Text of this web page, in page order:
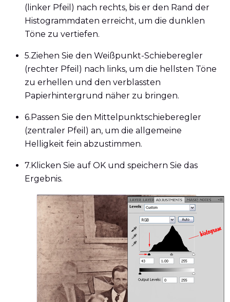
(linker Pfeil) nach rechts, bis er den Rand der
Histogrammdaten erreicht, um die dunklen
Töne zu vertiefen.
5.Ziehen Sie den Weißpunkt-Schieberegler
(rechter Pfeil) nach links, um die hellsten Töne
zu erhellen und den verblassten
Papierhintergrund näher zu bringen.
6.Passen Sie den Mittelpunktschieberegler
(zentraler Pfeil) an, um die allgemeine
Helligkeit fein abzustimmen.
7.Klicken Sie auf OK und speichern Sie das
Ergebnis.